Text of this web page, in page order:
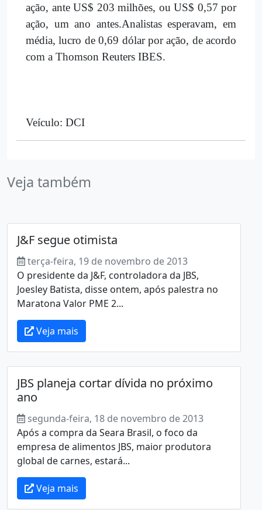
ação, ante US$ 203 milhões, ou US$ 0,57 por
ação, um ano antes.Analistas esperavam, em
média, lucro de 0,69 dólar por ação, de acordo
com a Thomson Reuters IBES.
Veículo: DCI
Veja também
J&F segue otimista
terça-feira, 19 de novembro de 2013
O presidente da J&F, controladora da JBS,
Joesley Batista, disse ontem, após palestra no
Maratona Valor PME 2...
Veja mais
JBS planeja cortar dívida no próximo
ano
segunda-feira, 18 de novembro de 2013
Após a compra da Seara Brasil, o foco da
empresa de alimentos JBS, maior produtora
global de carnes, estará...
Veja mais